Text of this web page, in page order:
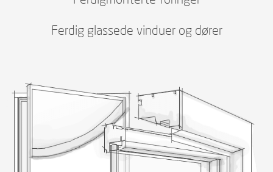
Ferdig glassede vinduer og dører